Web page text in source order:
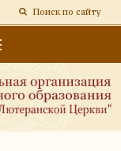
Поиск по сайту